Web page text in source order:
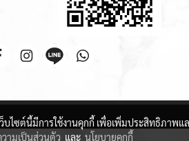
ว็บไซต์นี้มีการใช้งานคุกกี้ เพื่อเพิ่มประสิทธิภาพ
ามเป็นส่วนตัว และ นโยบายคุกกี้